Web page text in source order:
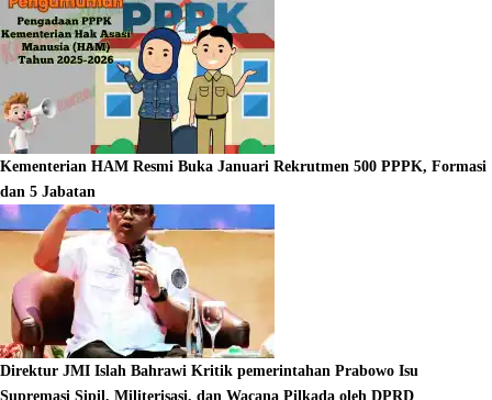
Kementerian HAM Resmi Buka Januari Rekrutmen 500 PPPK, Formasi
dan 5 Jabatan
Direktur JMI Islah Bahrawi Kritik pemerintahan Prabowo Isu
Supremasi Sipil, Militerisasi, dan Wacana Pilkada oleh DPRD